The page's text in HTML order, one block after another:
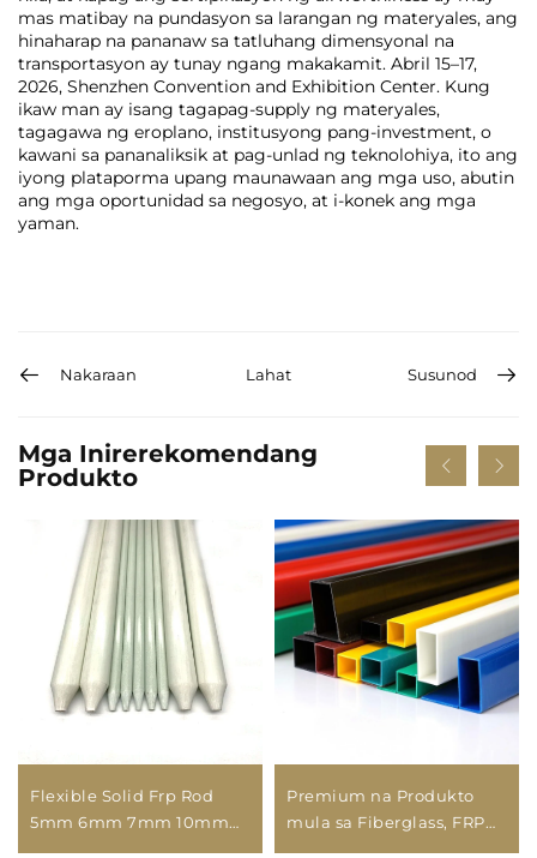
mas matibay na pundasyon sa larangan ng materyales, ang
hinaharap na pananaw sa tatluhang dimensyonal na
transportasyon ay tunay ngang makakamit. Abril 15–17,
2026, Shenzhen Convention and Exhibition Center. Kung
ikaw man ay isang tagapag-supply ng materyales,
tagagawa ng eroplano, institusyong pang-investment, o
kawani sa pananaliksik at pag-unlad ng teknolohiya, ito ang
iyong plataporma upang maunawaan ang mga uso, abutin
ang mga oportunidad sa negosyo, at i-konek ang mga
yaman.
Nakaraan Lahat Susunod
Mga Inirerekomendang
Produkto
Flexible Solid Frp Rod
5mm 6mm 7mm 10mm
Premium na Produkto
mula sa Fiberglass, FRP